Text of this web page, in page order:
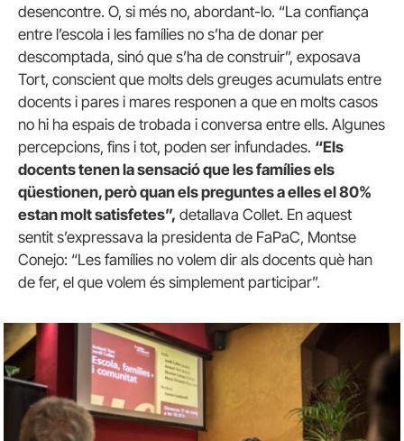
desencontre. O, si més no, abordant-lo. “La confiança
entre l’escola i les famílies no s’ha de donar per
descomptada, sinó que s’ha de construir”, exposava
Tort, conscient que molts dels greuges acumulats entre
docents i pares i mares responen a que en molts casos
no hi ha espais de trobada i conversa entre ells. Algunes
percepcions, fins i tot, poden ser infundades. “Els
docents tenen la sensació que les famílies els
qüestionen, però quan els preguntes a elles el 80%
estan molt satisfetes”, detallava Collet. En aquest
sentit s’expressava la presidenta de FaPaC, Montse
Conejo: “Les famílies no volem dir als docents què han
de fer, el que volem és simplement participar”.